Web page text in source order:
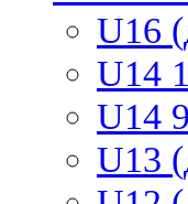
U16
U14
U14
U13